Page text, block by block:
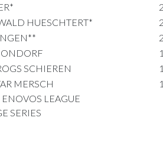
HUESCHTERT*
SCHIEREN
MERSCH
LEAGUE
SERIES